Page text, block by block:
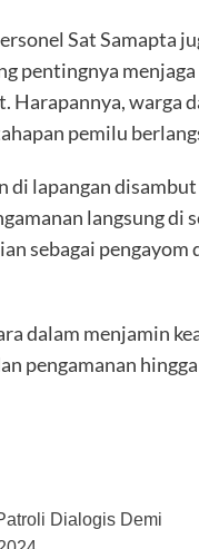
Sat Samapta
pentingnya
Harapannya,
pemilu
lapangan
langsung
sebagai
dalam menjamin
pengamanan
Dialogis Demi